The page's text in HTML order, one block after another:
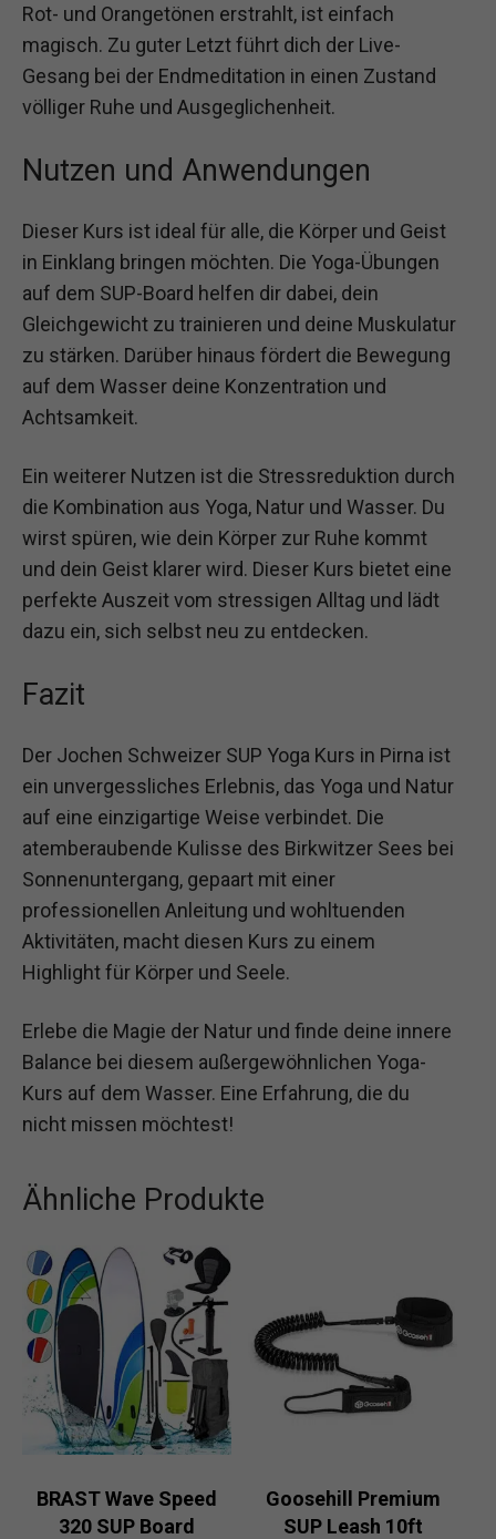
Rot- und Orangetönen erstrahlt, ist einfach
magisch. Zu guter Letzt führt dich der Live-
Gesang bei der Endmeditation in einen Zustand
völliger Ruhe und Ausgeglichenheit.
Nutzen und Anwendungen
Dieser Kurs ist ideal für alle, die Körper und Geist
in Einklang bringen möchten. Die Yoga-Übungen
auf dem SUP-Board helfen dir dabei, dein
Gleichgewicht zu trainieren und deine Muskulatur
zu stärken. Darüber hinaus fördert die Bewegung
auf dem Wasser deine Konzentration und
Achtsamkeit.
Ein weiterer Nutzen ist die Stressreduktion durch
die Kombination aus Yoga, Natur und Wasser. Du
wirst spüren, wie dein Körper zur Ruhe kommt
und dein Geist klarer wird. Dieser Kurs bietet eine
perfekte Auszeit vom stressigen Alltag und lädt
dazu ein, sich selbst neu zu entdecken.
Fazit
Der Jochen Schweizer SUP Yoga Kurs in Pirna ist
ein unvergessliches Erlebnis, das Yoga und Natur
auf eine einzigartige Weise verbindet. Die
atemberaubende Kulisse des Birkwitzer Sees bei
Sonnenuntergang, gepaart mit einer
professionellen Anleitung und wohltuenden
Aktivitäten, macht diesen Kurs zu einem
Highlight für Körper und Seele.
Erlebe die Magie der Natur und finde deine innere
Balance bei diesem außergewöhnlichen Yoga-
Kurs auf dem Wasser. Eine Erfahrung, die du
nicht missen möchtest!
Ähnliche Produkte
BRAST Wave Speed
320 SUP Board
Goosehill Premium
SUP Leash 10ft